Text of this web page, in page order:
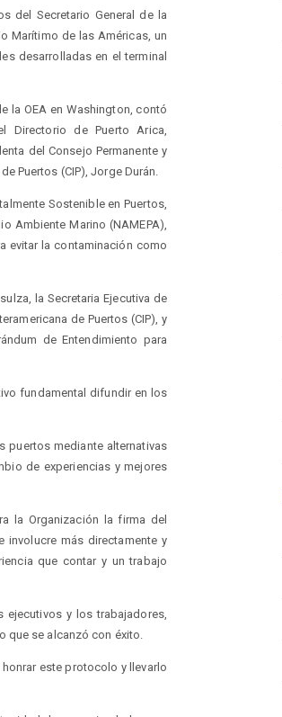
del Secretario General de la
Marítimo de las Américas, un
desarrolladas en el terminal
la OEA en Washington, contó
Directorio de Puerto Arica,
del Consejo Permanente y
Puertos (CIP), Jorge Durán.
Sostenible en Puertos,
Ambiente Marino (NAMEPA),
evitar la contaminación como
la Secretaria Ejecutiva de
de Puertos (CIP), y
de Entendimiento para
fundamental difundir en los
puertos mediante alternativas
de experiencias y mejores
la Organización la firma del
involucre más directamente y
que contar y un trabajo
y los trabajadores,
que se alcanzó con éxito.
este protocolo y llevarlo